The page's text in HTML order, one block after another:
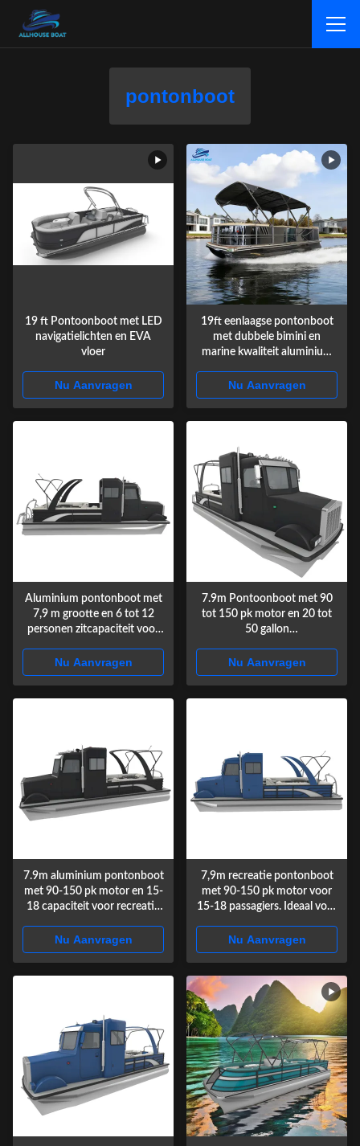
pontonboot
19 ft Pontoonboot met LED
navigatielichten en EVA
vloer
Nu Aanvragen
19ft eenlaagse pontonboot
met dubbele bimini en
marine kwaliteit aluminium
Nu Aanvragen
Aluminium pontonboot met
7,9 m grootte en 6 tot 12
personen zitcapaciteit voor
Nu Aanvragen
7.9m Pontoonboot met 90
tot 150 pk motor en 20 tot
50 gallon
meren en vijvers
Nu Aanvragen
7.9m aluminium pontonboot
met 90-150 pk motor en 15-
18 capaciteit voor recreatie
Nu Aanvragen
7,9m recreatie pontonboot
met 90-150 pk motor voor
15-18 passagiers. Ideaal voor
Nu Aanvragen